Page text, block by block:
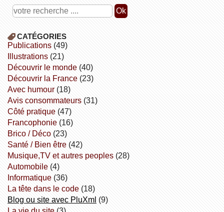
CATÉGORIES
publications(49)
illustrations(21)
découvrir le monde(40)
découvrir la France(23)
avec humour(18)
avis consommateurs(31)
côté pratique(47)
Francophonie(16)
Brico / Déco(23)
Santé / Bien être(42)
Musique,TV et autres peoples(28)
Automobile(4)
informatique(36)
la tête dans le code(18)
Blog ou site avec PluXml (9)